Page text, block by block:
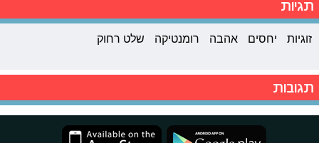
תגיות
זוגיות יחסים אהבה רומנטיקה שלט רחוק
תגובות